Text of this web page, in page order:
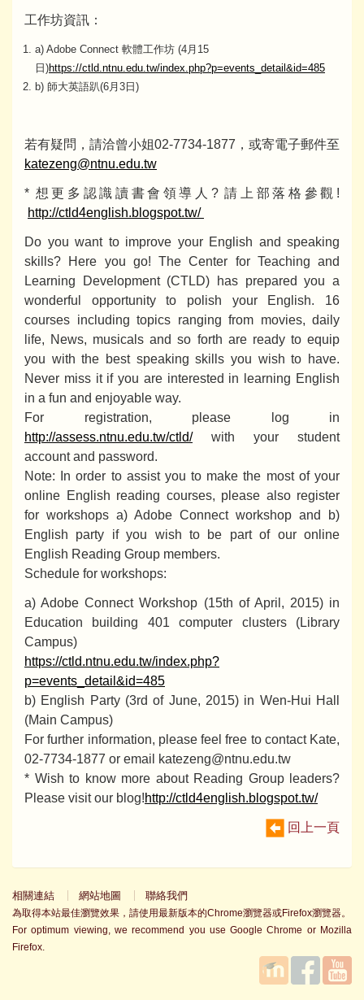
工作坊資訊：
a) Adobe Connect 軟體工作坊 (4月15
日)https://ctld.ntnu.edu.tw/index.php?p=events_detail&id=485
b) 師大英語趴(6月3日)
若有疑問，請洽曾小姐02-7734-1877，或寄電子郵件至
katezeng@ntnu.edu.tw
* 想更多認識讀書會領導人? 請上部落格參觀!
http://ctld4english.blogspot.tw/
Do you want to improve your English and speaking
skills? Here you go! The Center for Teaching and
Learning Development (CTLD) has prepared you a
wonderful opportunity to polish your English. 16
courses including topics ranging from movies, daily
life, News, musicals and so forth are ready to equip
you with the best speaking skills you wish to have.
Never miss it if you are interested in learning English
in a fun and enjoyable way.
For registration, please log in
http://assess.ntnu.edu.tw/ctld/with your student
account and password.
Note: In order to assist you to make the most of your
online English reading courses, please also register
for workshops a) Adobe Connect workshop and b)
English party if you wish to be part of our online
English Reading Group members.
Schedule for workshops:
a) Adobe Connect Workshop (15th of April, 2015) in
Education building 401 computer clusters (Library
Campus)
https://ctld.ntnu.edu.tw/index.php?
p=events_detail&id=485
b) English Party (3rd of June, 2015) in Wen-Hui Hall
(Main Campus)
For further information, please feel free to contact Kate,
02-7734-1877 or email katezeng@ntnu.edu.tw
* Wish to know more about Reading Group leaders?
Please visit our blog!http://ctld4english.blogspot.tw/
回上一頁
相關連結 網站地圖 聯絡我們
為取得本站最佳瀏覽效果，請使用最新版本的Chrome瀏覽器或Firefox瀏覽器。
For optimum viewing, we recommend you use Google Chrome or Mozilla
Firefox.